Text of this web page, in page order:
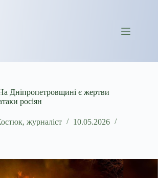
Дніпропетровщині є жертви
росіян
журналіст
10.05.2026